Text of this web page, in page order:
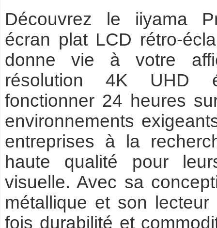
Découvrez le iiyama
écran plat LCD rétro-
donne vie à votre
résolution 4K UHD
fonctionner 24 heures
environnements
entreprises à la
haute qualité pour
visuelle. Avec sa
métallique et son
fois durabilité et